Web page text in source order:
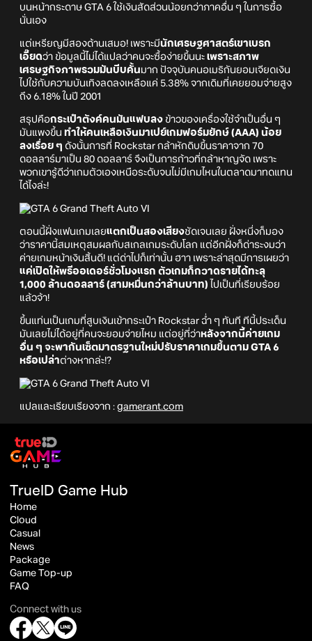
บนหน้ากระดาษ GTA 6 ใช้เงินสัดส่วนน้อยกว่าภาคอื่น ๆ ในการซื้อ
นั่นเอง
แต่เหรียญมีสองด้านเสมอ! เพราะมีนักเศรษฐศาสตร์เขาเบรก
เอี๊ยดว่า ข้อมูลนี้ไม่ได้แปลว่าคนจะซื้อง่ายขึ้นนะ เพราะสภาพ
เศรษฐกิจภาพรวมมันบีบคั้นมาก ปัจจุบันคนอเมริกันยอมเจียดเงิน
ไปใช้กับความบันเทิงลดลงเหลือแค่ 5.38% จากเดิมที่เคยยอมจ่ายสูง
ถึง 6.18% ในปี 2001
สรุปคือกระเป๋าตังค์คนมันแฟบลง ข้าวของเครื่องใช้จำเป็นอื่น ๆ
มันแพงขึ้น ทำให้คนเหลือเงินมาเปย์เกมฟอร์มยักษ์ (AAA) น้อย
ลงเรื่อย ๆ ดังนั้นการที่ Rockstar กล้าหักดิบขึ้นราคาจาก 70
ดอลลาร์มาเป็น 80 ดอลลาร์ จึงเป็นการก้าวที่กล้าหาญจัด เพราะ
พวกเขารู้ดีว่าเกมตัวเองเหนือระดับจนไม่มีเกมไหนในตลาดมาทดแทน
ได้ไงล่ะ!
ตอนนี้ฝั่งแฟนเกมเลยแตกเป็นสองเสียงชัดเจนเลย ฝั่งหนึ่งก็มอง
ว่าราคานี้สมเหตุสมผลกับสเกลเกมระดับโลก แต่อีกฝั่งก็ด่าระงมว่า
ค่ายเกมหน้าเงินสิ้นดี! แต่ด่าไปก็เท่านั้น ฮาา เพราะล่าสุดมีการเผยว่า
แค่เปิดให้พรีออเดอร์ชั่วโมงแรก ตัวเกมก็กวาดรายได้ทะลุ
1,000 ล้านดอลลาร์ (สามหมื่นกว่าล้านบาท) ไปเป็นที่เรียบร้อย
แล้วจ้า!
ขึ้นแท่นเป็นเกมที่สูบเงินเข้ากระเป๋า Rockstar ฉ่ำ ๆ ทันที ทีนี้ประเด็น
มันเลยไม่ได้อยู่ที่คนจะยอมจ่ายไหม แต่อยู่ที่ว่าหลังจากนี้ค่ายเกม
อื่น ๆ จะพากันเซ็ตมาตรฐานใหม่ปรับราคาเกมขึ้นตาม GTA 6
หรือเปล่าต่างหากล่ะ!?
แปลและเรียบเรียงจาก : gamerant.com
TrueID Game Hub
Home
Cloud
Casual
News
Package
Game Top-up
FAQ
Connect with us